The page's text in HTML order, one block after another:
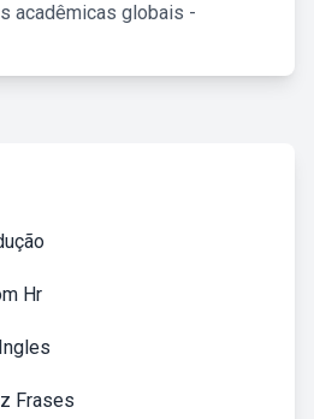
acadêmicas globais -
Hr
Frases